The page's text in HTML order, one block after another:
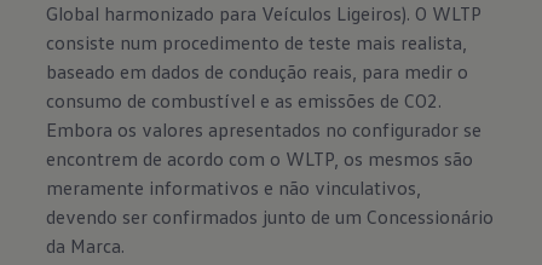
Global harmonizado para Veículos Ligeiros). O WLTP
consiste num procedimento de teste mais realista,
baseado em dados de condução reais, para medir o
consumo de combustível e as emissões de CO2.
Embora os valores apresentados no configurador se
encontrem de acordo com o WLTP, os mesmos são
meramente informativos e não vinculativos,
devendo ser confirmados junto de um Concessionário
da Marca.